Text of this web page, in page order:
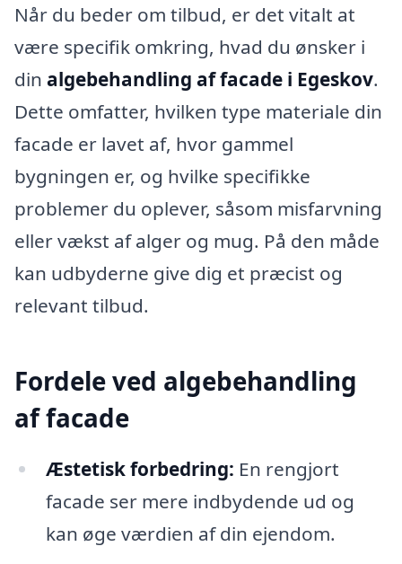
Når du beder om tilbud, er det vitalt at
være specifik omkring, hvad du ønsker i
din algebehandling af facade i Egeskov.
Dette omfatter, hvilken type materiale din
facade er lavet af, hvor gammel
bygningen er, og hvilke specifikke
problemer du oplever, såsom misfarvning
eller vækst af alger og mug. På den måde
kan udbyderne give dig et præcist og
relevant tilbud.
Fordele ved algebehandling
af facade
Æstetisk forbedring: En rengjort
facade ser mere indbydende ud og
kan øge værdien af din ejendom.